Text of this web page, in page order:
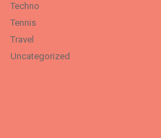
Techno
Tennis
Travel
Uncategorized